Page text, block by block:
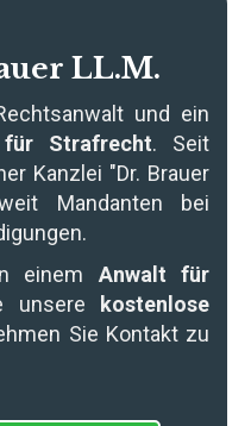
LL.M.
und ein
für Strafrecht. Seit
Kanzlei "Dr. Brauer
Mandanten bei
einem Anwalt für
unsere kostenlose
Sie Kontakt zu